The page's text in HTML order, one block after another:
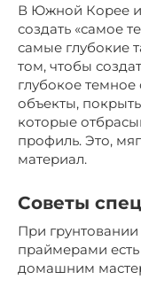
В Южной Корее
создать «самое
самые глубокие
том, чтобы
глубокое
объекты,
которые
профиль. Это,
материал.
Советы
При
праймерами
домашним